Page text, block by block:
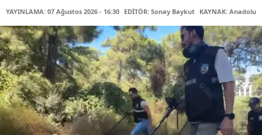
YAYINLAMA: 07 Ağustos 2026 - 16:30 EDİTÖR: Sonay Baykut KAYNAK: Anadolu